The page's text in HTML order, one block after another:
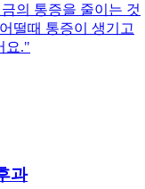
의 통증을 줄이는 것
떨때 통증이 생기고
요."
과